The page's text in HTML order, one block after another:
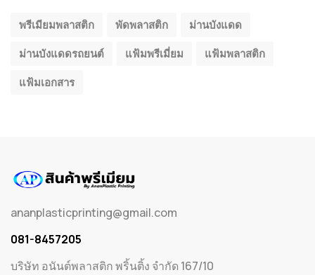
พรีเมียมพลาสติก พัดพลาสติก
ม่านบังแดด
ม่านบังแดดรถยนต์
แฟ้มพรีเมี่ยม
แฟ้มพลาสติก
แฟ้มเอกสาร
ananplasticprinting@gmail.com
081-8457205
บริษัท อนันต์พลาสติก พริ้นติ้ง จำกัด 167/10